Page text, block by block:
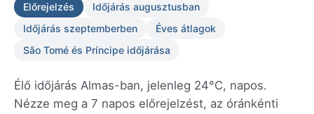
Előrejelzés
Időjárás augusztusban
Időjárás szeptemberben
Éves átlagok
São Tomé és Príncipe időjárása
Élő időjárás Almas-ban, jelenleg 24°C, napos.
Nézze meg a 7 napos előrejelzést, az óránkénti